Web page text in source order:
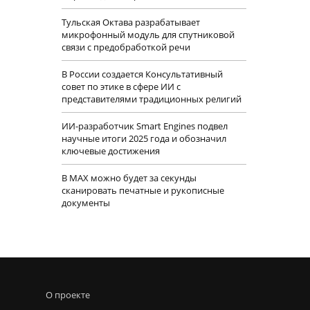
Тульская Октава разрабатывает
микрофонный модуль для спутниковой
связи с предобработкой речи
В России создается Консультативный
совет по этике в сфере ИИ с
представителями традиционных религий
ИИ-разработчик Smart Engines подвел
научные итоги 2025 года и обозначил
ключевые достижения
В MAX можно будет за секунды
сканировать печатные и рукописные
документы
О проекте